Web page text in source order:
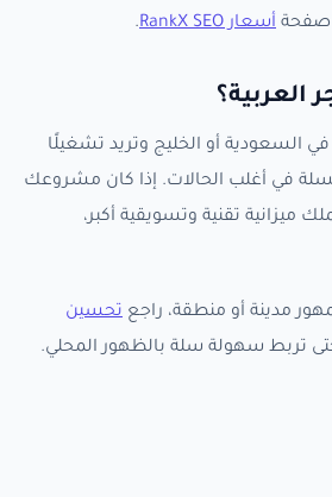
صفحة أسعار RankX SEO .
العربية؟
السعودية أو الخليج وتريد تشغيلًا
بسلة في أغلب الحالات. إذا كان مشروعك
ميزانية تقنية وتسويقية أكبر،
مدينة أو منطقة، راجع تحسين
تربط سهولة سلة بالظهور المحلي.